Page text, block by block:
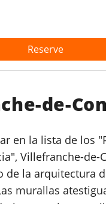
a la montaña y al
y chimenea y
Reserve
de-
en la lista de los
Villefranche-de-
de la arquitectura
murallas